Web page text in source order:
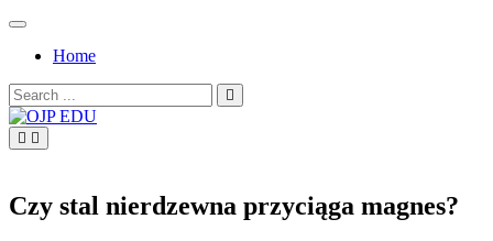
Skip
contentHome
Search
for:
Czy stal nierdzewna przyciąga magnes?